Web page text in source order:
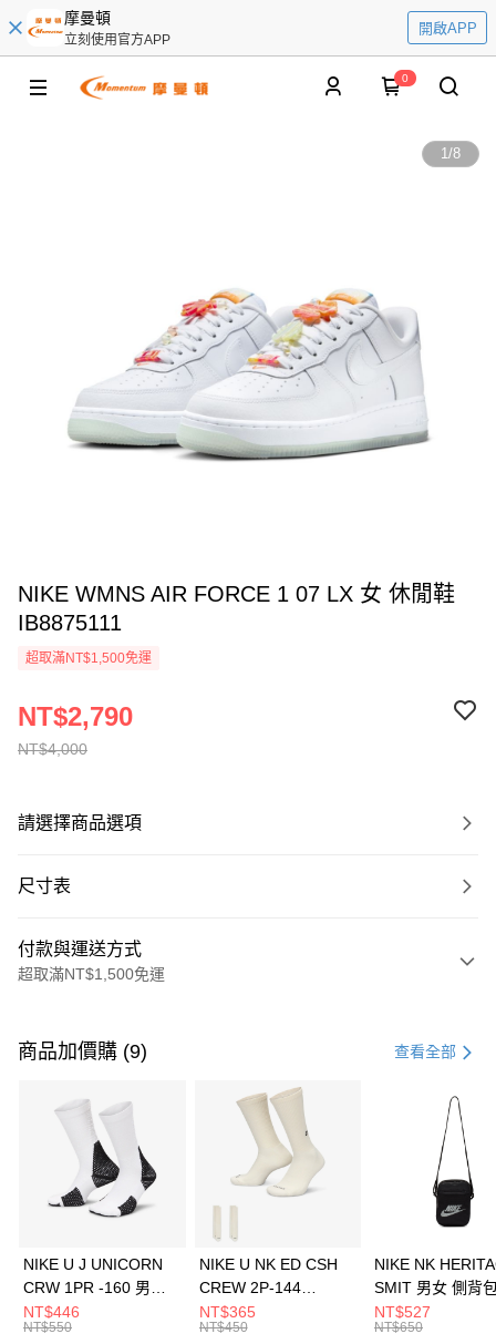
摩曼頓
立刻使用官方APP
開啟APP
0
1/8
NIKE WMNS AIR FORCE 1 07 LX 女 休閒鞋
IB8875111
超取滿NT$1,500免運
NT$4,000
NT$2,790
請選擇商品選項
尺寸表
付款與運送方式
超取滿NT$1,500免運
信用卡一次付款
3 期 0 利率 每期 21家銀行
合作金庫商業銀行
第一商業銀行
華南商業銀行
彰化商業銀行
上海商業儲蓄銀行
元大商業銀行
Apple Pay
全盈+PAY
AFTEE先享後付
商品加價購 (9) 查看全部
NIKE U J UNICORN
CRW 1PR -160 男女
中統襪 FZ3393100
NT$446
NT$550
NIKE U NK ED CSH
CREW 2P-144
EMBRDY 男女 短統襪
FZ3073133
NT$365
NT$450
NIKE NK
SMIT 男女 側背
BA5871010
NT$527
NT$650